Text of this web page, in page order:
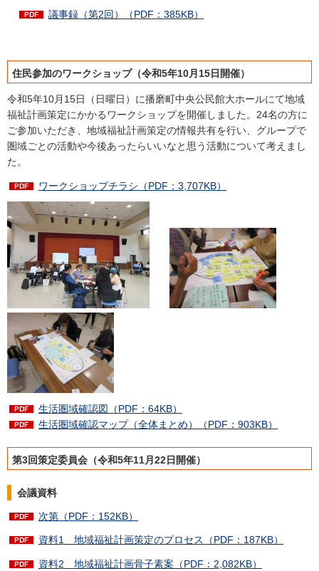
議事録（第2回）（PDF：385KB）
住民参加のワークショップ（令和5年10月15日開催）
令和5年10月15日（日曜日）に播磨町中央公民館大ホールにて地域
福祉計画策定にかかるワークショップを開催しました。24名の方に
ご参加いただき、地域福祉計画策定の情報共有を行い、グループで
圏域ごとの活動や今後あったらいいなと思う活動について考えまし
た。
ワークショップチラシ（PDF：3,707KB）
生活圏域確認図（PDF：64KB）
生活圏域確認マップ（全体まとめ）（PDF：903KB）
第3回策定委員会（令和5年11月22日開催）
会議資料
次第（PDF：152KB）
資料1 地域福祉計画策定のプロセス（PDF：187KB）
資料2 地域福祉計画骨子素案（PDF：2,082KB）